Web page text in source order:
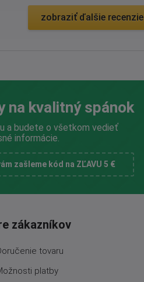
zobraziť ďalšie recenzie
na kvalitný spánok
a budete o všetkom vedieť
informácie.
zašleme kód na ZĽAVU 5 €
zákazníkov
tovaru
platby